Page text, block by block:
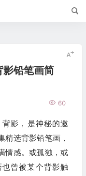
影铅笔画简
60
影，是神秘的邀
精选背影铅笔画，
情感。或孤独，或
曾被某个背影触